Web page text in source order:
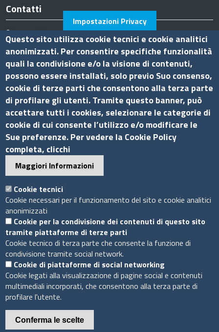
Contatti
Piazza F.Cavallotti,3 - 98122 Messina
tel. 090-77721
fax 090-674644
P.I. 0075 36 00 832
Peccciaa.messina@me.legalmail.camcom.it
Ufficio relazioni con il pubblico
Amministrazione trasparente
Bandi di gara
Bilanci
Concorsi e selezioni
Procedimenti
Provvedimenti
Seguici su
Sito web
Accesso riservato
Mappa del sito
Impostazioni Privacy
Questo sito utilizza cookie tecnici e cookie analitici
anonimizzati. Per consentire specifiche funzionalità
quali la condivisione e/o la visione di contenuti,
possono essere installati, solo previo Suo consenso,
cookie di terze parti che consentono alla terza parte
di profilare gli utenti. Tramite questo banner, può
accettare tutti i cookies, selezionare le categorie di
cookie di cui consente l’utilizzo e/o modificare le
Sue preferenze. Per vedere la Cookie Policy
completa, clicchi
Maggiori Informazioni
Cookie tecnici
Cookie necessari per il funzionamento del sito e cookie analitici
anonimizzati
Cookie per la condivisione dei contenuti di questo sito
tramite piattaforme di terze parti
Cookie tecnico di terza parte che consente la funzione di
condivisione tramite social network.
Cookie di piattaforme di social networking
Cookie legati alla visualizzazione di pagine social e contenuti
multimediali incorporati, che consentono alla terza parte di
profilare l'utente.
Conferma le scelte